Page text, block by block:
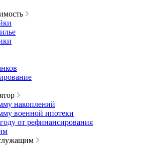
накоплений
военной ипотеки
от рефинансирования